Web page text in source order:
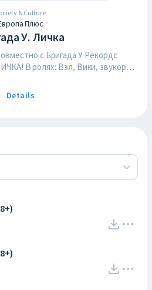
& Culture
Плюс
У. Личка
с Бригада У Рекордс
звукореж
людей закрываются в студии и
вызывающие вопросы,
Details